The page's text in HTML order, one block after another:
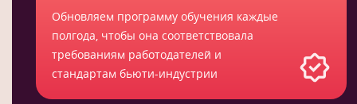
Обновляем программу обучения каждые
полгода, чтобы она соответствовала
требованиям работодателей и
стандартам бьюти-индустрии